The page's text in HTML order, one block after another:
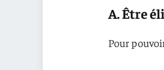
A. Être
Pour